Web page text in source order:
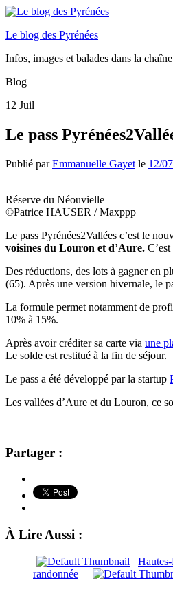
Le blog des Pyrénées
Infos, images et balades dans la
Blog
12 Juil
Le pass
Publié parEmmanuelle Gayet le 12/
Réserve du Néouvielle
©Patrice HAUSER / Maxppp
Le pass Pyrénées2Vallées c’est le
voisines du Louron et d’Aure.
Des réductions, des lots à gagner en
(65). Après une version hivernale, le
La formule permet notamment de
10% à 15%.
Après avoir créditer sa carte via une
Le solde est restitué à la fin de séjour.
Le pass a été développé par la startup
Les vallées d’Aure et du Louron, ce
Partager :
À Lire Aussi :
randonnée